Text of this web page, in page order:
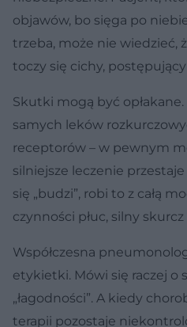
objawów, bo sięga po
trzeba, może nie wiedzieć,
toczy się cichy,
Skutki mogą być
samych leków
receptorów – w pewnym
silniejsze leczenie
się „budzi”, robi to z całą
czynności płuc, silny
Współczesna
etykietki. Mówi się raczej o
„łagodności”. A kiedy
terapii pozostaje